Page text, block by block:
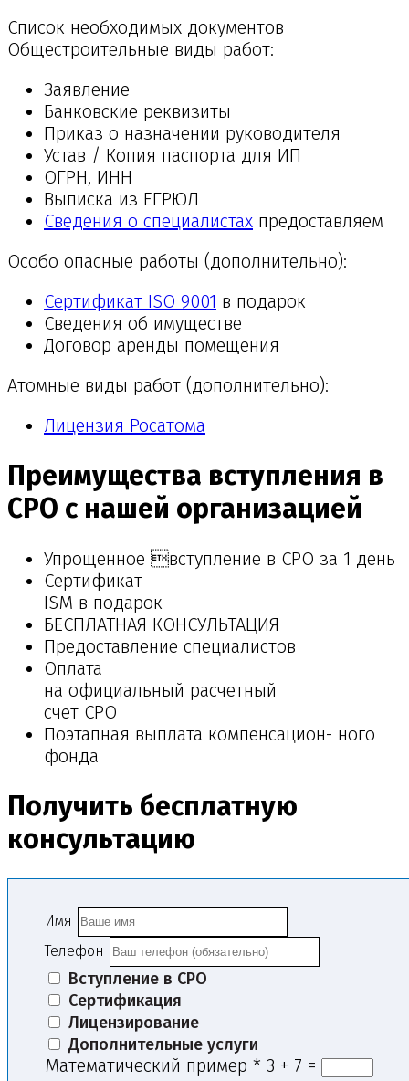
Список необходимых документов
Общестроительные виды работ:
Заявление
Банковские реквизиты
Приказ о назначении руководителя
Устав / Копия паспорта для ИП
ОГРН, ИНН
Выписка из ЕГРЮЛ
Сведения о специалистах предоставляем
Особо опасные работы (дополнительно):
Сертификат ISO 9001 в подарок
Сведения об имуществе
Договор аренды помещения
Атомные виды работ (дополнительно):
Лицензия Росатома
Преимущества вступления в
СРО с нашей организацией
Упрощенное вступление в СРО за 1 день
Сертификат
ISM в подарок
БЕСПЛАТНАЯ КОНСУЛЬТАЦИЯ
Предоставление специалистов
Оплата
на официальный расчетный
счет СРО
Поэтапная выплата компенсацион- ного
фонда
Получить бесплатную
консультацию
Имя
Телефон
Вступление в СРО
Сертификация
Лицензирование
Дополнительные услуги
Математический пример * 3 + 7 =